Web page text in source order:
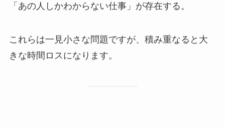
「あの人しかわからない仕事」が存在する。
これらは一見小さな問題ですが、積み重なると大
きな時間ロスになります。